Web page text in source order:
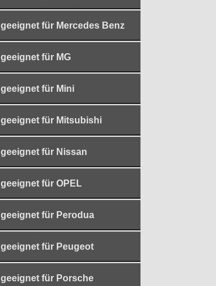
geeignet für Mercedes Benz
geeignet für MG
geeignet für Mini
geeignet für Mitsubishi
geeignet für Nissan
geeignet für OPEL
geeignet für Perodua
geeignet für Peugeot
geeignet für Porsche